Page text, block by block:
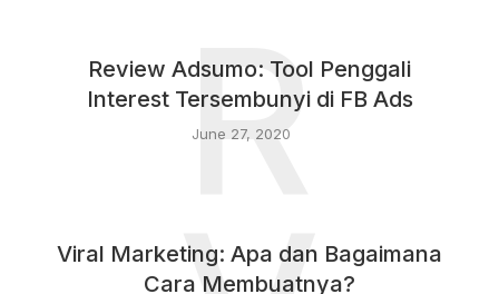
Review Adsumo: Tool Penggali
Interest Tersembunyi di FB Ads
June 27, 2020
R
Viral Marketing: Apa dan Bagaimana
Cara Membuatnya?